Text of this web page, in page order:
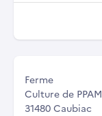
Ferme
Culture de PPAM
31480 Caubiac